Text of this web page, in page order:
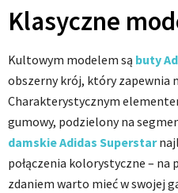
Klasyczne
Kultowym modelem są buty
obszerny krój, który zapewnia
Charakterystycznym
gumowy, podzielony na
damskie Adidas Superstar
połączenia kolorystyczne – na
zdaniem warto mieć w swojej